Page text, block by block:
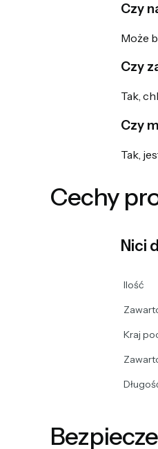
Czy
Może
Czy
Tak,
Czy
Tak,
Cechy
Nici
Ilość
Kraj